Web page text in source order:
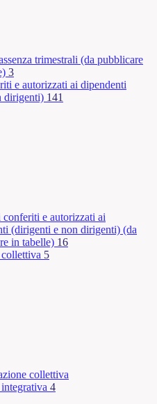
trimestrali (da pubblicare
3
e autorizzati ai dipendenti
dirigenti) 141
e autorizzati ai
(dirigenti e non dirigenti) (da
in tabelle) 16
5
collettiva
4